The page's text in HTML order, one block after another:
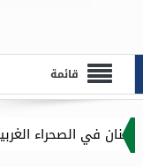
قائمة
لأول مرة في